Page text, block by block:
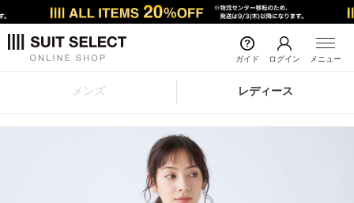
ガイド ログイン メニュー
メンズ レディース